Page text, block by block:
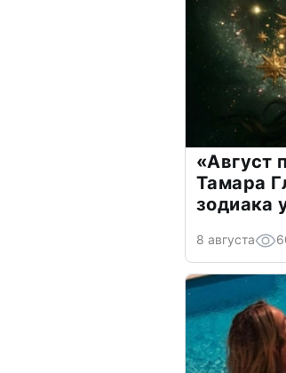
«Август
Тамара
зодиака
8 августа